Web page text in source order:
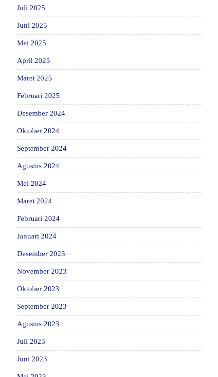
Juli 2025
Juni 2025
Mei 2025
April 2025
Maret 2025
Februari 2025
Desember 2024
Oktober 2024
September 2024
Agustus 2024
Mei 2024
Maret 2024
Februari 2024
Januari 2024
Desember 2023
November 2023
Oktober 2023
September 2023
Agustus 2023
Juli 2023
Juni 2023